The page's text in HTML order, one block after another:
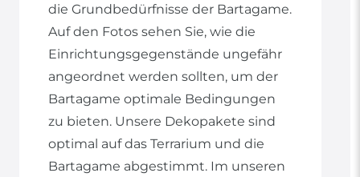
die Grundbedürfnisse der Bartagame.
Auf den Fotos sehen Sie, wie die
Einrichtungsgegenstände ungefähr
angeordnet werden sollten, um der
Bartagame optimale Bedingungen
zu bieten. Unsere Dekopakete sind
optimal auf das Terrarium und die
Bartagame abgestimmt. Im unseren